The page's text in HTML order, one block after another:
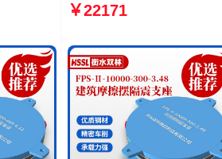
摩擦摆
支座FPSII-8000-350-3.81
FJZQZ9000GD厂家
￥22171